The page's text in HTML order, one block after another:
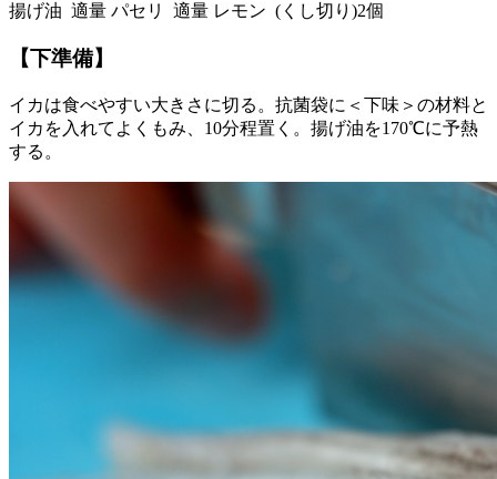
揚げ油 適量 パセリ 適量 レモン (くし切り)2個
【下準備】
イカは食べやすい大きさに切る。抗菌袋に＜下味＞の材料と
イカを入れてよくもみ、10分程置く。揚げ油を170℃に予熱
する。